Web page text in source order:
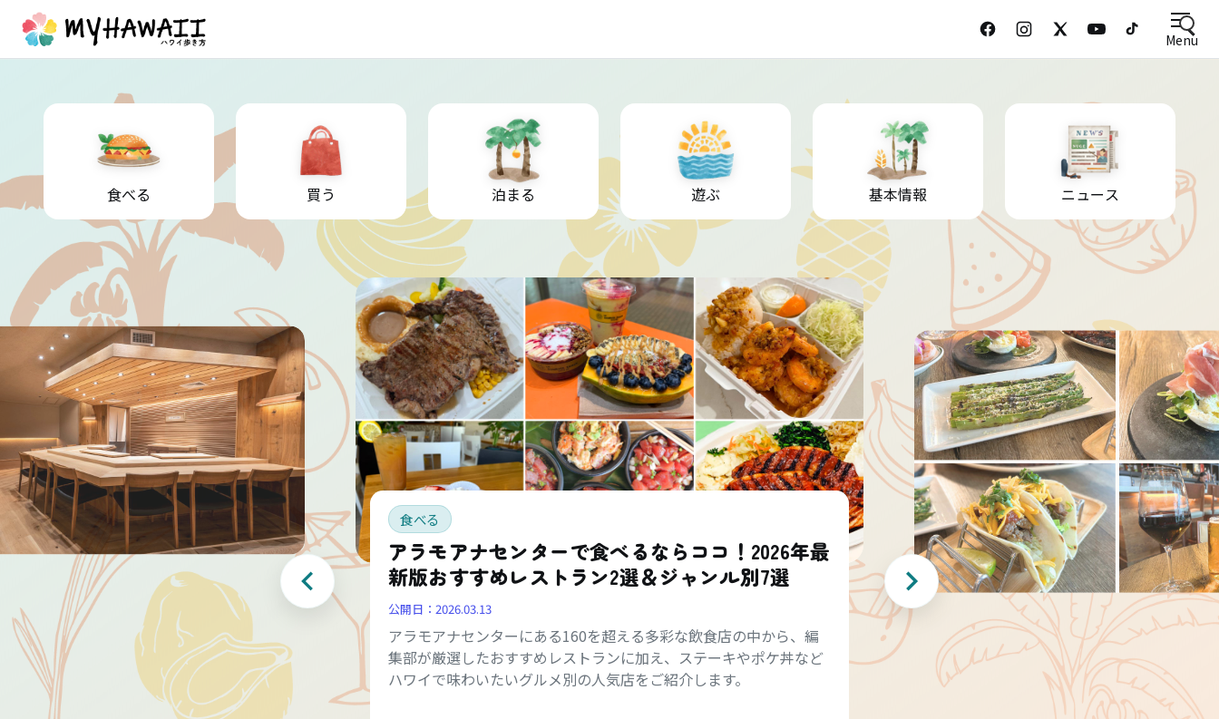
Menu
食べる 買う 泊まる 遊ぶ 基本情報 ニュース
食べる
アラモアナセンターで食べるならココ！2026年最
新版おすすめレストラン2選＆ジャンル別7選
公開日： 2026.03.13
アラモアナセンターにある160を超える多彩な飲食店の中から、編
集部が厳選したおすすめレストランに加え、ステーキやポケ丼など
ハワイで味わいたいグルメ別の人気店をご紹介します。